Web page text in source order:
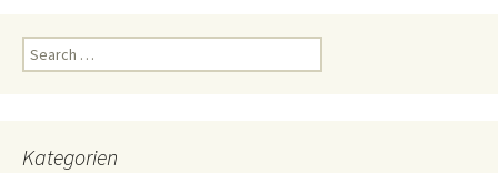
Search
for:
Kategorien